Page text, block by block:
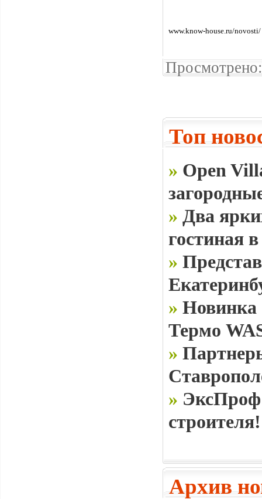
www.know-house.ru/novosti/
Топ
» Open
» Два
гостиная
»
» Новинка
Термо
»
» ЭксПроф
строителя!
Архив